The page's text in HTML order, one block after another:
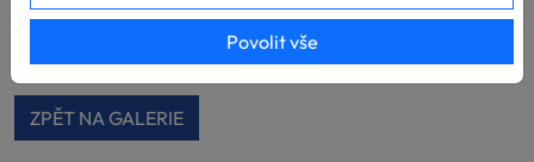
ZPĚT NA GALERIE
Povolit vše